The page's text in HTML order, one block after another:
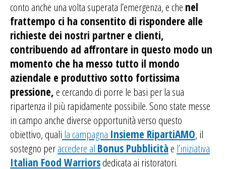
conto anche una volta superata l’emergenza, e che nel
frattempo ci ha consentito di rispondere alle
richieste dei nostri partner e clienti,
contribuendo ad affrontare in questo modo un
momento che ha messo tutto il mondo
aziendale e produttivo sotto fortissima
pressione, e cercando di porre le basi per la sua
ripartenza il più rapidamente possibile. Sono state messe
in campo anche diverse opportunità verso questo
obiettivo, quali la campagna Insieme RipartiAMO, il
sostegno peraccedere al Bonus Pubblicità e l’iniziativa
Italian Food Warriorsdedicata ai ristoratori.